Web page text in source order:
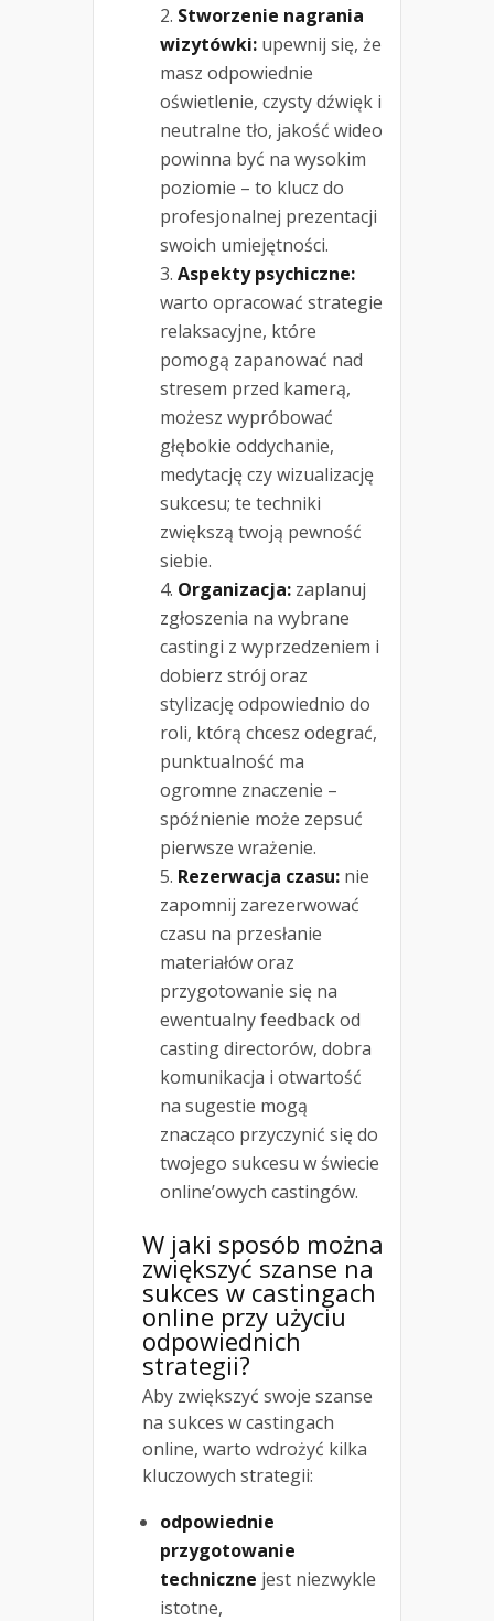
Stworzenie nagrania
wizytówki: upewnij się, że
masz odpowiednie
oświetlenie, czysty dźwięk i
neutralne tło, jakość wideo
powinna być na wysokim
poziomie – to klucz do
profesjonalnej prezentacji
swoich umiejętności.
Aspekty psychiczne:
warto opracować strategie
relaksacyjne, które
pomogą zapanować nad
stresem przed kamerą,
możesz wypróbować
głębokie oddychanie,
medytację czy wizualizację
sukcesu; te techniki
zwiększą twoją pewność
siebie.
Organizacja: zaplanuj
zgłoszenia na wybrane
castingi z wyprzedzeniem i
dobierz strój oraz
stylizację odpowiednio do
roli, którą chcesz odegrać,
punktualność ma
ogromne znaczenie –
spóźnienie może zepsuć
pierwsze wrażenie.
Rezerwacja czasu: nie
zapomnij zarezerwować
czasu na przesłanie
materiałów oraz
przygotowanie się na
ewentualny feedback od
casting directorów, dobra
komunikacja i otwartość
na sugestie mogą
znacząco przyczynić się do
twojego sukcesu w świecie
online’owych castingów.
W jaki sposób można
zwiększyć szanse na
sukces w castingach
online przy użyciu
odpowiednich
strategii?
Aby zwiększyć swoje szanse
na sukces w castingach
online, warto wdrożyć kilka
kluczowych strategii:
odpowiednie
przygotowanie
techniczne jest niezwykle
istotne,